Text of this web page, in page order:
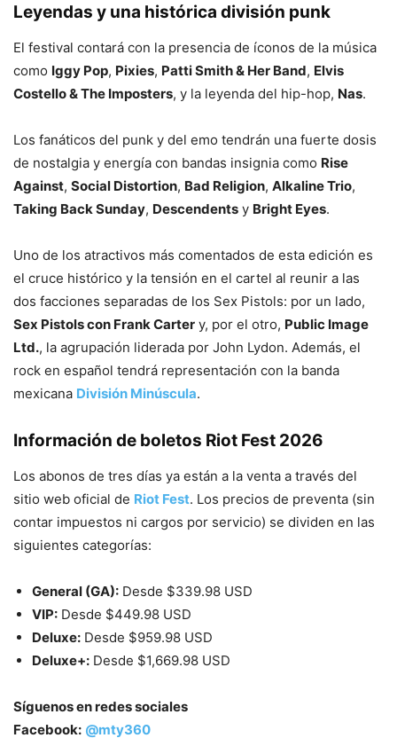
Leyendas y una histórica división punk
El festival contará con la presencia de íconos de la música
como Iggy Pop, Pixies, Patti Smith & Her Band, Elvis
Costello & The Imposters, y la leyenda del hip-hop, Nas.
Los fanáticos del punk y del emo tendrán una fuerte dosis
de nostalgia y energía con bandas insignia como Rise
Against, Social Distortion, Bad Religion, Alkaline Trio,
Taking Back Sunday, Descendents y Bright Eyes.
Uno de los atractivos más comentados de esta edición es
el cruce histórico y la tensión en el cartel al reunir a las
dos facciones separadas de los Sex Pistols: por un lado,
Sex Pistols con Frank Carter y, por el otro, Public Image
Ltd., la agrupación liderada por John Lydon. Además, el
rock en español tendrá representación con la banda
mexicana División Minúscula.
Información de boletos Riot Fest 2026
Los abonos de tres días ya están a la venta a través del
sitio web oficial de Riot Fest. Los precios de preventa (sin
contar impuestos ni cargos por servicio) se dividen en las
siguientes categorías:
General (GA): Desde $339.98 USD
VIP: Desde $449.98 USD
Deluxe: Desde $959.98 USD
Deluxe+: Desde $1,669.98 USD
Síguenos en redes sociales
Facebook: @mty360